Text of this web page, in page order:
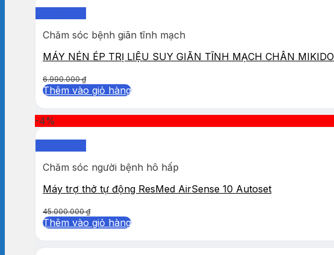
Chăm sóc bệnh giãn tĩnh mạch
MÁY NÉN ÉP TRỊ LIỆU SUY GIÃN TĨNH MẠCH CHÂN MIKIDO
6.990.000₫
Thêm vào giỏ hàng
-4%
Chăm sóc người bệnh hô hấp
Máy trợ thở tự động ResMed AirSense 10 Autoset
45.000.000₫
Thêm vào giỏ hàng